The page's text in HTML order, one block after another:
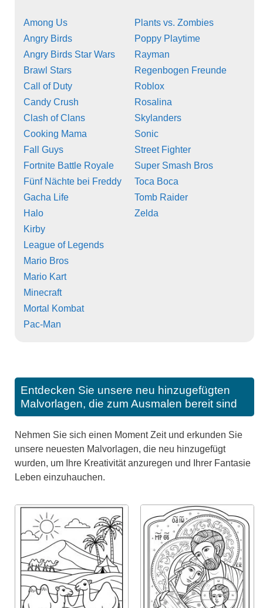
Among Us
Angry Birds
Angry Birds Star Wars
Brawl Stars
Call of Duty
Candy Crush
Clash of Clans
Cooking Mama
Fall Guys
Fortnite Battle Royale
Fünf Nächte bei Freddy
Gacha Life
Halo
Kirby
League of Legends
Mario Bros
Mario Kart
Minecraft
Mortal Kombat
Pac-Man
Plants vs. Zombies
Poppy Playtime
Rayman
Regenbogen Freunde
Roblox
Rosalina
Skylanders
Sonic
Street Fighter
Super Smash Bros
Toca Boca
Tomb Raider
Zelda
Entdecken Sie unsere neu hinzugefügten
Malvorlagen, die zum Ausmalen bereit sind
Nehmen Sie sich einen Moment Zeit und erkunden Sie
unsere neuesten Malvorlagen, die neu hinzugefügt
wurden, um Ihre Kreativität anzuregen und Ihrer Fantasie
Leben einzuhauchen.